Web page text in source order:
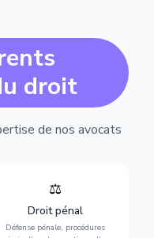
droit
de nos avocats
⚖️
Droit pénal
Défense pénale, procédures
Expertise en matière pénale,
vue jusqu'au procès, pour
toute affaire correctionnelle